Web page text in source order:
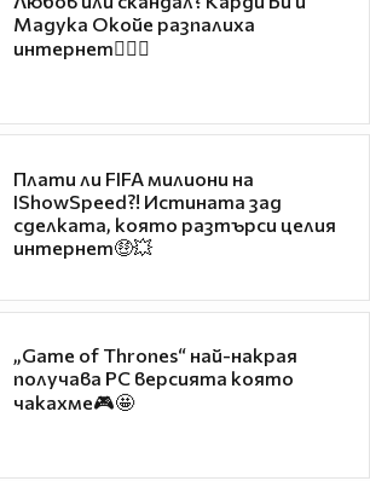
Мадука Окойе разпалиха
интернет❤️‍🔥🔥
Плати ли FIFA милиони на
IShowSpeed?! Истината зад
сделката, която разтърси целия
интернет🤑💥
„Game of Thrones“ най-накрая
получава PC версията която
чакахме🎮🤩